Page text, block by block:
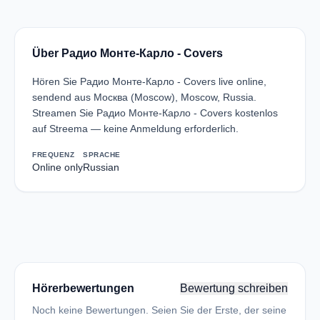
Über Радио Монте-Карло - Covers
Hören Sie Радио Монте-Карло - Covers live online,
sendend aus Москва (Moscow), Moscow, Russia.
Streamen Sie Радио Монте-Карло - Covers kostenlos
auf Streema — keine Anmeldung erforderlich.
FREQUENZ
Online only
SPRACHE
Russian
Hörerbewertungen Bewertung schreiben
Noch keine Bewertungen. Seien Sie der Erste, der seine